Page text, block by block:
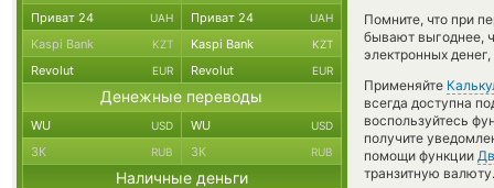
Помните, что при
бывают выгоднее,
электронных
Применяйте
всегда доступна
воспользуйтесь
получите
помощи функции
транзитную валюту.
Приват 24 UAH Приват 24 UAH
Kaspi Bank KZT Kaspi Bank KZT
Revolut EUR Revolut EUR
Денежные переводы
WU USD WU USD
ЗК RUB ЗК RUB
Наличные деньги